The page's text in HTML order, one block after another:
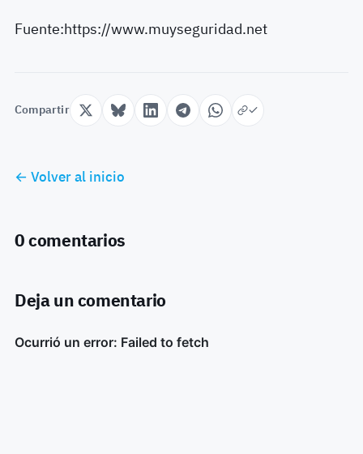
Fuente:https://www.muyseguridad.net
Compartir
← Volver al inicio
0 comentarios
Deja un comentario